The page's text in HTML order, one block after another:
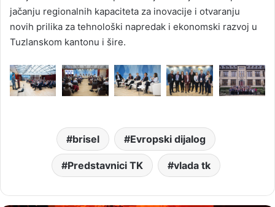
jačanju regionalnih kapaciteta za inovacije i otvaranju
novih prilika za tehnološki napredak i ekonomski razvoj u
Tuzlanskom kantonu i šire.
brisel Evropski dijalog
Predstavnici TK vlada tk